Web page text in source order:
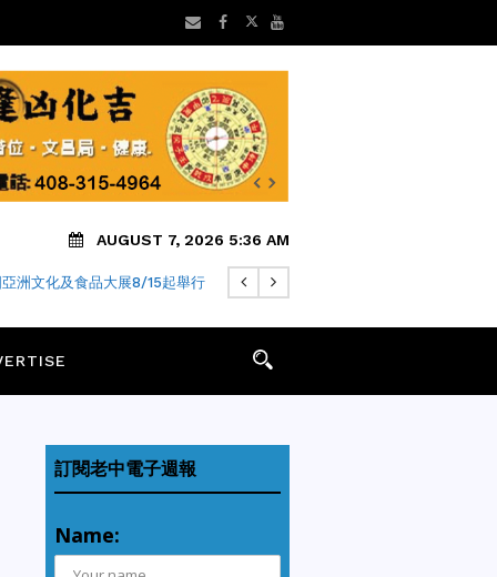
AUGUST 7, 2026 5:36 AM
字號「金麥月餅」飄香迎中秋
訂閱老中電子週報
Name: